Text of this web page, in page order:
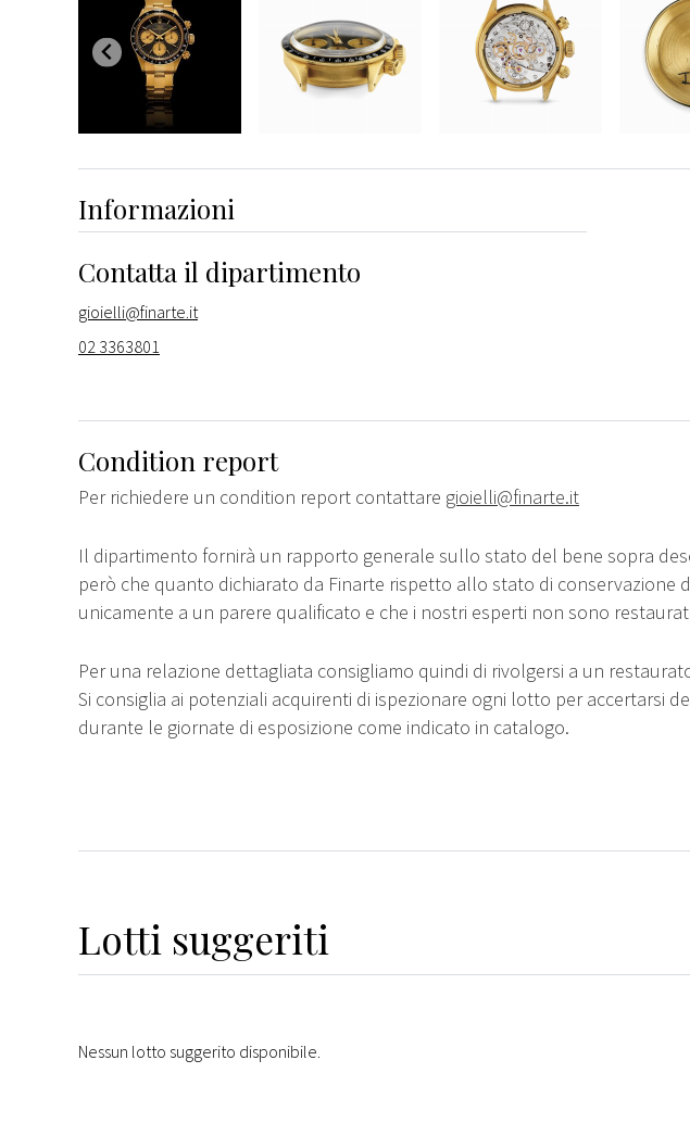
Informazioni
Contatta il dipartimento
gioielli@finarte.it
02 3363801
Condition report
Per richiedere un condition report contattare gioielli@finarte.it
Il dipartimento fornirà un rapporto generale sullo stato del bene sopra
però che quanto dichiarato da Finarte rispetto allo stato di conservazione
unicamente a un parere qualificato e che i nostri esperti non sono
Per una relazione dettagliata consigliamo quindi di rivolgersi a un
Si consiglia ai potenziali acquirenti di ispezionare ogni lotto per accertarsi
durante le giornate di esposizione come indicato in catalogo.
Lotti suggeriti
Nessun lotto suggerito disponibile.